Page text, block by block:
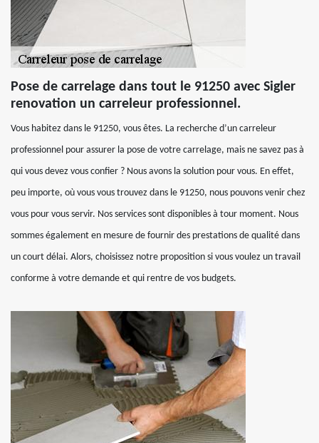
Pose de carrelage dans tout le 91250 avec Sigler
renovation un carreleur professionnel.
Vous habitez dans le 91250, vous êtes. La recherche d’un carreleur
professionnel pour assurer la pose de votre carrelage, mais ne savez pas à
qui vous devez vous confier ? Nous avons la solution pour vous. En effet,
peu importe, où vous vous trouvez dans le 91250, nous pouvons venir chez
vous pour vous servir. Nos services sont disponibles à tour moment. Nous
sommes également en mesure de fournir des prestations de qualité dans
un court délai. Alors, choisissez notre proposition si vous voulez un travail
conforme à votre demande et qui rentre de vos budgets.